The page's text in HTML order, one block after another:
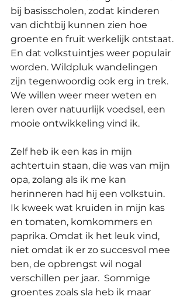
bij basisscholen, zodat kinderen
van dichtbij kunnen zien hoe
groente en fruit werkelijk ontstaat.
En dat volkstuintjes weer populair
worden. Wildpluk wandelingen
zijn tegenwoordig ook erg in trek.
We willen weer meer weten en
leren over natuurlijk voedsel, een
mooie ontwikkeling vind ik.
Zelf heb ik een kas in mijn
achtertuin staan, die was van mijn
opa, zolang als ik me kan
herinneren had hij een volkstuin.
Ik kweek wat kruiden in mijn kas
en tomaten, komkommers en
paprika. Omdat ik het leuk vind,
niet omdat ik er zo succesvol mee
ben, de opbrengst wil nogal
verschillen per jaar.  Sommige
groentes zoals sla heb ik maar